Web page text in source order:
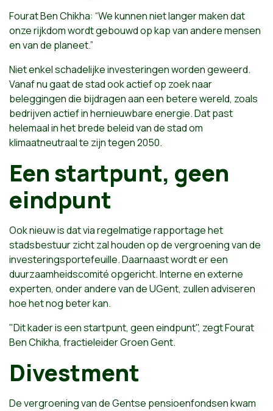
Fourat Ben Chikha: “We kunnen niet langer maken dat
onze rijkdom wordt gebouwd op kap van andere mensen
en van de planeet.”
Niet enkel schadelijke investeringen worden geweerd.
Vanaf nu gaat de stad ook actief op zoek naar
beleggingen die bijdragen aan een betere wereld, zoals
bedrijven actief in hernieuwbare energie. Dat past
helemaal in het brede beleid van de stad om
klimaatneutraal te zijn tegen 2050.
Een startpunt, geen
eindpunt
Ook nieuw is dat via regelmatige rapportage het
stadsbestuur zicht zal houden op de vergroening van de
investeringsportefeuille. Daarnaast wordt er een
duurzaamheidscomité opgericht. Interne en externe
experten, onder andere van de UGent, zullen adviseren
hoe het nog beter kan.
"Dit kader is een startpunt, geen eindpunt", zegt Fourat
Ben Chikha, fractieleider Groen Gent.
Divestment
De vergroening van de Gentse pensioenfondsen kwam